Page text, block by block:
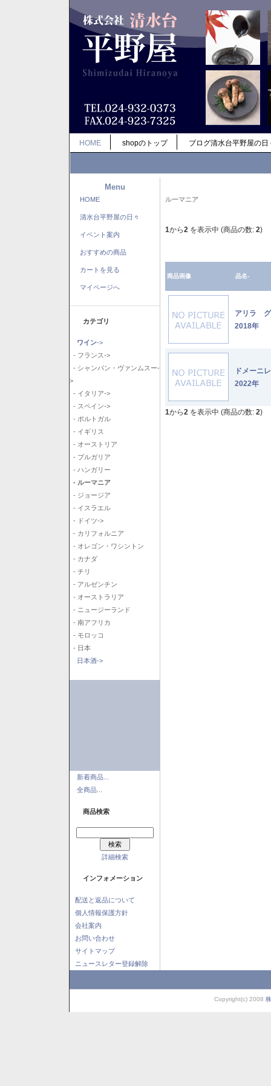
HOME shopのトップ ブログ清水台平野屋の日
Menu
HOME
清水台平野屋の日々
イベント案内
おすすめの商品
カートを見る
マイページへ
カテゴリ
ワイン->
- フランス->
- シャンパン・ヴァンムスー-
>
- イタリア->
- スペイン->
- ポルトガル
- イギリス
- オーストリア
- ブルガリア
- ハンガリー
- ルーマニア
- ジョージア
- イスラエル
- ドイツ->
- カリフォルニア
- オレゴン・ワシントン
- カナダ
- チリ
- アルゼンチン
- オーストラリア
- ニュージーランド
- 南アフリカ
- モロッコ
- 日本
日本酒->
新着商品...
全商品...
商品検索
詳細検索
インフォメーション
配送と返品について
個人情報保護方針
会社案内
お問い合わせ
サイトマップ
ニュースレター登録解除
ルーマニア
1から2 を表示中 (商品の数: 2)
商品画像 品名-
アリラ
2018年
ドメー
2022年
1から2 を表示中 (商品の数: 2)
Copyright(c) 2008